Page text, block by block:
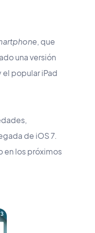
, que
una versión
popular iPad
de iOS 7.
en los próximos